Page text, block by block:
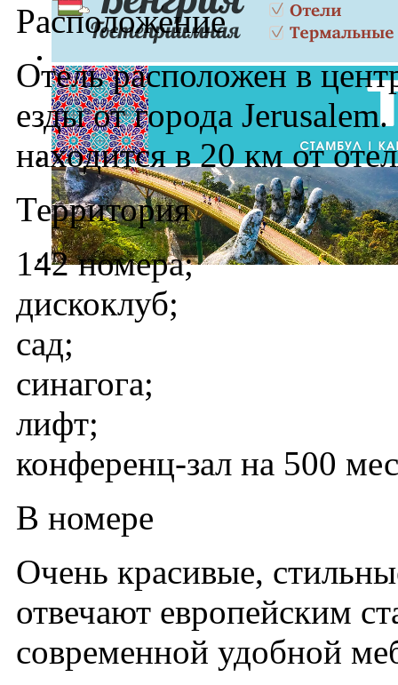
Расположение
Отель расположен в
езды от города
находится в 20 км от
Территория
142 номера;
дискоклуб;
сад;
синагога;
лифт;
конференц-зал на 500
В номере
Очень красивые,
отвечают европейским
современной удобной